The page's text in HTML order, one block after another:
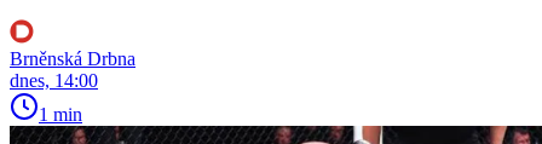
Brněnská Drbna
dnes, 14:00
1 min